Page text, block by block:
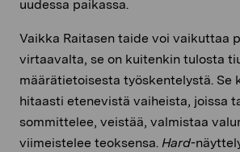
uudessa paikassa.
Vaikka Raitasen taide voi vaikuttaa
virtaavalta, se on kuitenkin tulosta
määrätietoisesta työskentelystä. Se
hitaasti etenevistä vaiheista, joissa
sommittelee, veistää, valmistaa
viimeistelee teoksensa. Hard-